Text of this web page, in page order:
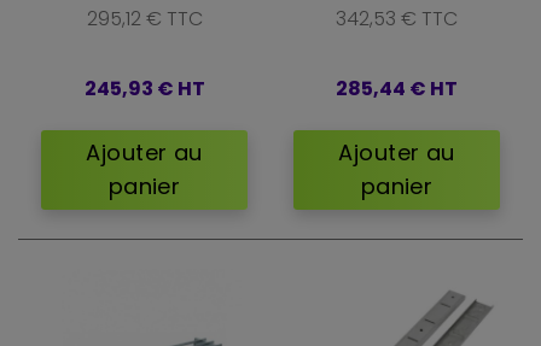
295,12 € TTC
245,93 € HT
Ajouter au
panier
342,53 € TTC
285,44 € HT
Ajouter au
panier